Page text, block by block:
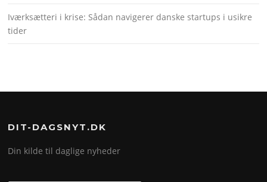
Iværksætteri i krise: Sådan navigerer danske startups i usikre
tider
DIT-DAGSNYT.DK
Din kilde til daglige nyheder